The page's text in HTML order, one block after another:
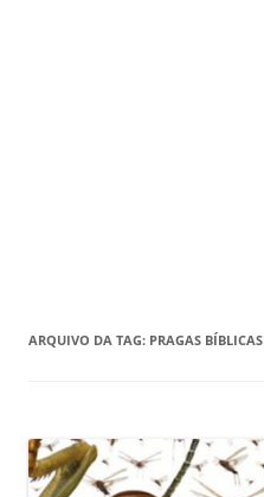
ARQUIVO DA TAG: PRAGAS BÍBLICAS